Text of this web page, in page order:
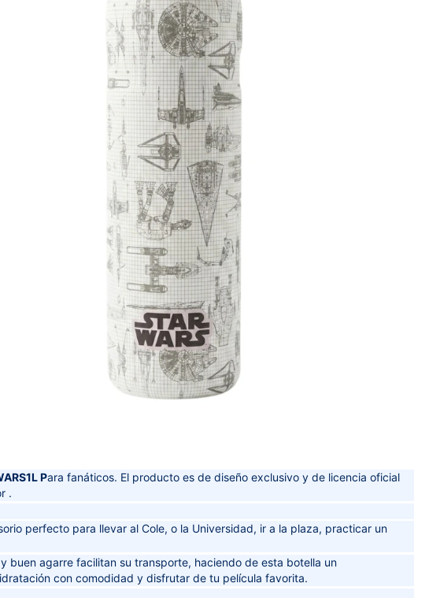
Para fanáticos. El producto es de diseño exclusivo y de licencia oficial
.
perfecto para llevar al Cole, o la Universidad, ir a la plaza, practicar un
buen agarre facilitan su transporte, haciendo de esta botella un
con comodidad y disfrutar de tu película favorita.